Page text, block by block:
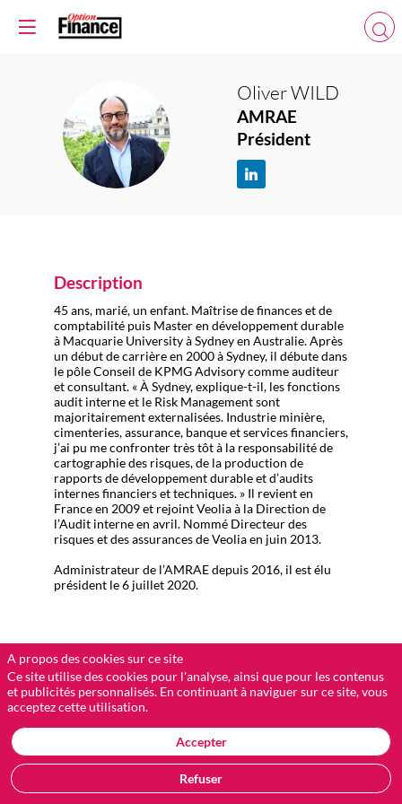
OW
OliverWILD
AMRAE
Président
Description
45 ans, marié, un enfant. Maîtrise de finances et de
comptabilité puis Master en développement durable
à Macquarie University à Sydney en Australie. Après
un début de carrière en 2000 à Sydney, il débute dans
le pôle Conseil de KPMG Advisory comme auditeur
et consultant. « À Sydney, explique-t-il, les fonctions
audit interne et le Risk Management sont
majoritairement externalisées. Industrie minière,
cimenteries, assurance, banque et services financiers,
j’ai pu me confronter très tôt à la responsabilité de
cartographie des risques, de la production de
rapports de développement durable et d’audits
internes financiers et techniques. » Il revient en
France en 2009 et rejoint Veolia à la Direction de
l’Audit interne en avril. Nommé Directeur des
risques et des assurances de Veolia en juin 2013.
Administrateur de l’AMRAE depuis 2016, il est élu
Ses
sessions
A propos des cookies sur ce site
Ce site utilise des cookies pour l'analyse, ainsi que pour les contenus
et publicités personnalisés. En continuant à naviguer sur ce site, vous
acceptez cette utilisation.
Accepter
Refuser